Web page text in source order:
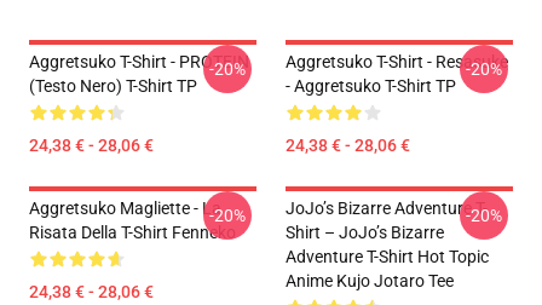
Aggretsuko T-Shirt - PROTEIN
(testo Nero) T-Shirt TP
24,38 € - 28,06 €
-20%
Aggretsuko T-Shirt - Resasuke
- Aggretsuko T-Shirt TP
24,38 € - 28,06 €
-20%
Aggretsuko Magliette - La
Risata Della T-Shirt Fenneko
24,38 € - 28,06 €
-20%
JoJo’s Bizarre Adventure T-
Shirt – JoJo’s Bizarre
Adventure T-Shirt Hot Topic
Anime Kujo Jotaro Tee
-20%